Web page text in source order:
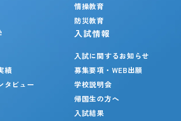
情操教育
防災教育
績
タビュー
入試情報
入試に関するお知らせ
募集要項・WEB出願
学校説明会
帰国生の方へ
入試結果